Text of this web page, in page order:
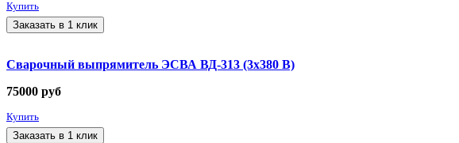
Купить
Заказать в 1 клик
Сварочный выпрямитель ЭСВА ВД-313 (3х380 В)
75000 руб
Купить
Заказать в 1 клик